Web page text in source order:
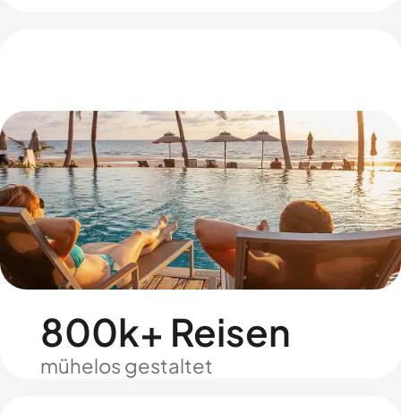
800k+ Reisen
mühelos gestaltet